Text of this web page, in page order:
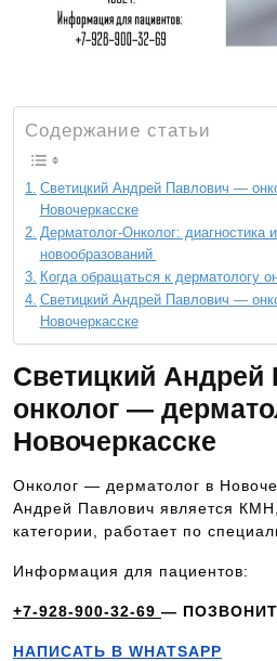
Содержание статьи
Светицкий Андрей Павлович —
Новочеркасске
Дерматолог-Онколог: диагностика
новообразований
Когда обращаться к дерматологу
Светицкий Андрей Павлович —
Новочеркасске
Светицкий
онколог —
Новочеркасске
Онколог — дерматолог в
Андрей Павлович является
категории, работает по
Информация для пациентов:
+7-928-900-32-69 —
НАПИСАТЬ В WHATSAPP